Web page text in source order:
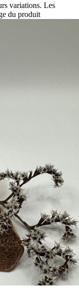
variations. Les
du produit